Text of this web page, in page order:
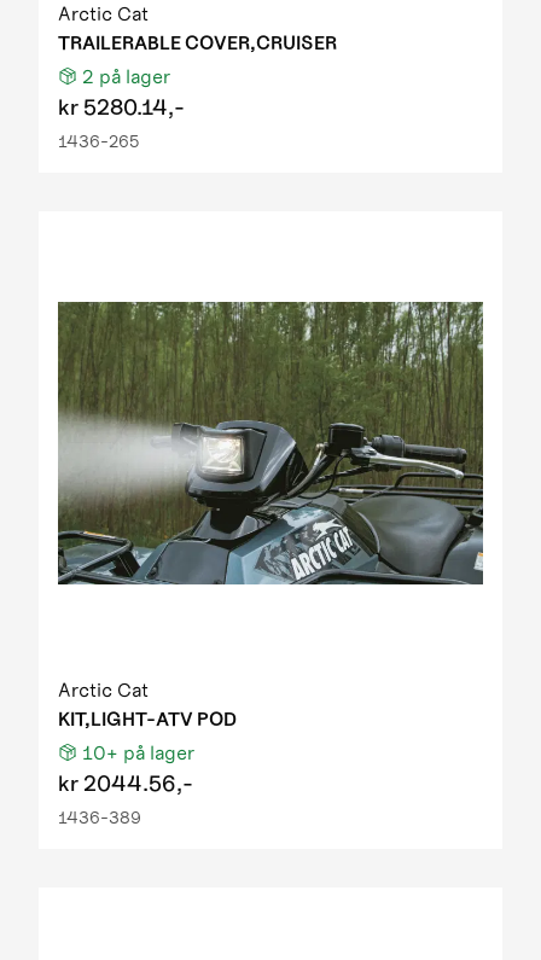
Arctic Cat
TRAILERABLE COVER,CRUISER
2 på lager
kr 5280.14,-
1436-265
Arctic Cat
KIT,LIGHT-ATV POD
10+ på lager
kr 2044.56,-
1436-389